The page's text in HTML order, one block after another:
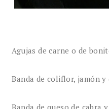
Agujas de carne o de
Banda de coliflor, jamón y
Banda de queso de cabra